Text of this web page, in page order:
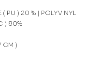
( PU ) 20 % | POLYVINYL
) 80%
CM )